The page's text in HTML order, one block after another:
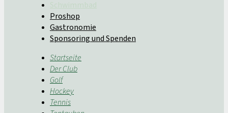
Proshop
Gastronomie
Sponsoring und Spenden
Startseite
Der Club
Golf
Hockey
Tennis